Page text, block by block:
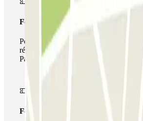
Forfait de stationnement multiple
Pendant votre séjour, vous pouvez
réseau de parkings de cet opérateur
Parclick.
Forfait illimité